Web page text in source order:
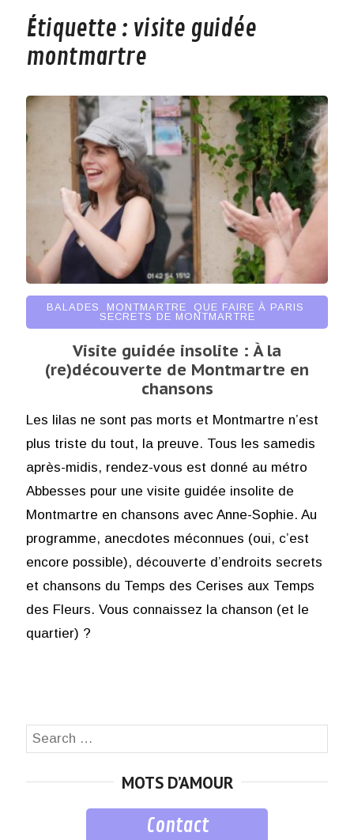
Étiquette : visite guidée
montmartre
BALADES MONTMARTRE QUE FAIRE À PARIS
SECRETS DE MONTMARTRE
Visite guidée insolite : À la
(re)découverte de Montmartre en
chansons
Les lilas ne sont pas morts et Montmartre n’est
plus triste du tout, la preuve. Tous les samedis
après-midis, rendez-vous est donné au métro
Abbesses pour une visite guidée insolite de
Montmartre en chansons avec Anne-Sophie. Au
programme, anecdotes méconnues (oui, c’est
encore possible), découverte d’endroits secrets
et chansons du Temps des Cerises aux Temps
des Fleurs. Vous connaissez la chanson (et le
quartier) ?
Search
MOTS D’AMOUR
Contact